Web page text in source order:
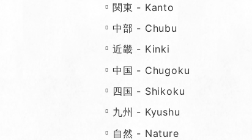
関東 - Kanto
中部 - Chubu
近畿 - Kinki
中国 - Chugoku
四国 - Shikoku
九州 - Kyushu
自然 - Nature